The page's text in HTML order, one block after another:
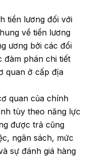
tiền lương đối với
về tiền lương
ương bởi các đối
đàm phán chi tiết
quan ở cấp địa
quan của chính
tùy theo năng lực
được trả cũng
ngân sách, mức
sự đánh giá hàng